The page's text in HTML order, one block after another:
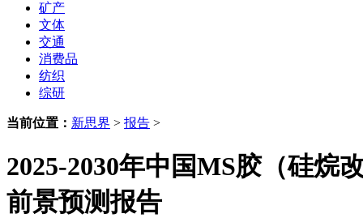
矿产
文体
交通
消费品
纺织
综研
当前位置： 新思界 > 报告 >
2025-2030年中国MS胶（硅烷
前景预测报告